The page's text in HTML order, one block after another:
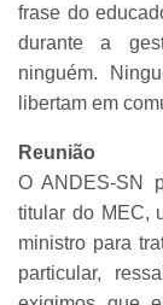
frase do
durante a
ninguém.
libertam em
Reunião
O ANDES-SN
titular do MEC,
ministro para
particular,